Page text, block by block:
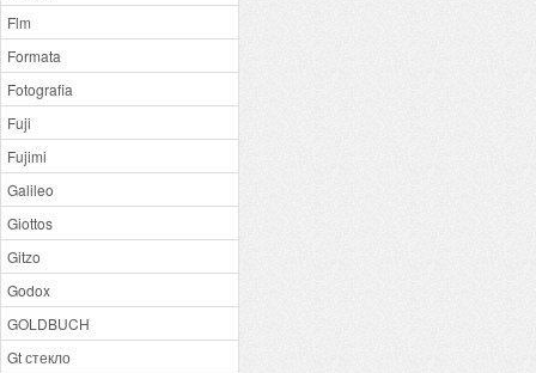
Flm
Formata
Fotografia
Fuji
Fujimi
Galileo
Giottos
Gitzo
Godox
GOLDBUCH
Gt стекло